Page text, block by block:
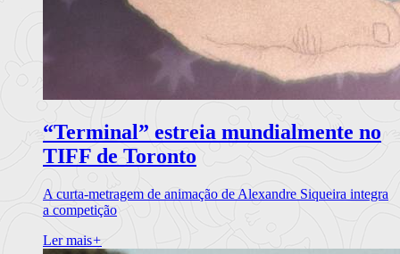
“Terminal” estreia mundialmente no
TIFF de Toronto
A curta-metragem de animação de Alexandre Siqueira integra
a competição
Ler mais+